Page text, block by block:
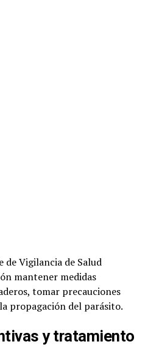
de Vigilancia de Salud
mantener medidas
tomar precauciones
propagación del parásito.
y tratamiento